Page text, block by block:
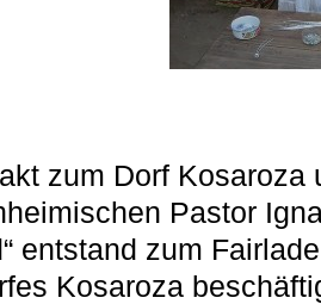
zum Dorf Kosaroza
Pastor
entstand zum
Kosaroza